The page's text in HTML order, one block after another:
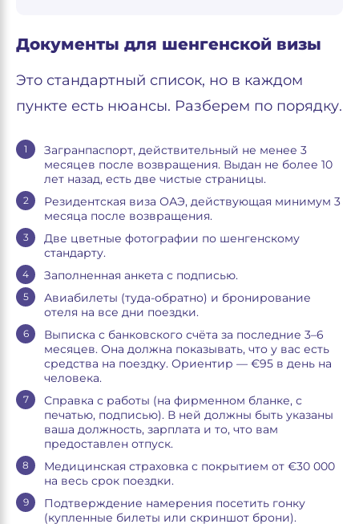
Документы для шенгенской визы
Это стандартный список, но в каждом
пункте есть нюансы. Разберем по порядку.
Загранпаспорт, действительный не менее 3
месяцев после возвращения. Выдан не более 10
лет назад, есть две чистые страницы.
Резидентская виза ОАЭ, действующая минимум 3
месяца после возвращения.
Две цветные фотографии по шенгенскому
стандарту.
Заполненная анкета с подписью.
Авиабилеты (туда-обратно) и бронирование
отеля на все дни поездки.
Выписка с банковского счёта за последние 3–6
месяцев. Она должна показывать, что у вас есть
средства на поездку. Ориентир — €95 в день на
человека.
Справка с работы (на фирменном бланке, с
печатью, подписью). В ней должны быть указаны
ваша должность, зарплата и то, что вам
предоставлен отпуск.
Медицинская страховка с покрытием от €30 000
на весь срок поездки.
Подтверждение намерения посетить гонку
(купленные билеты или скриншот брони).